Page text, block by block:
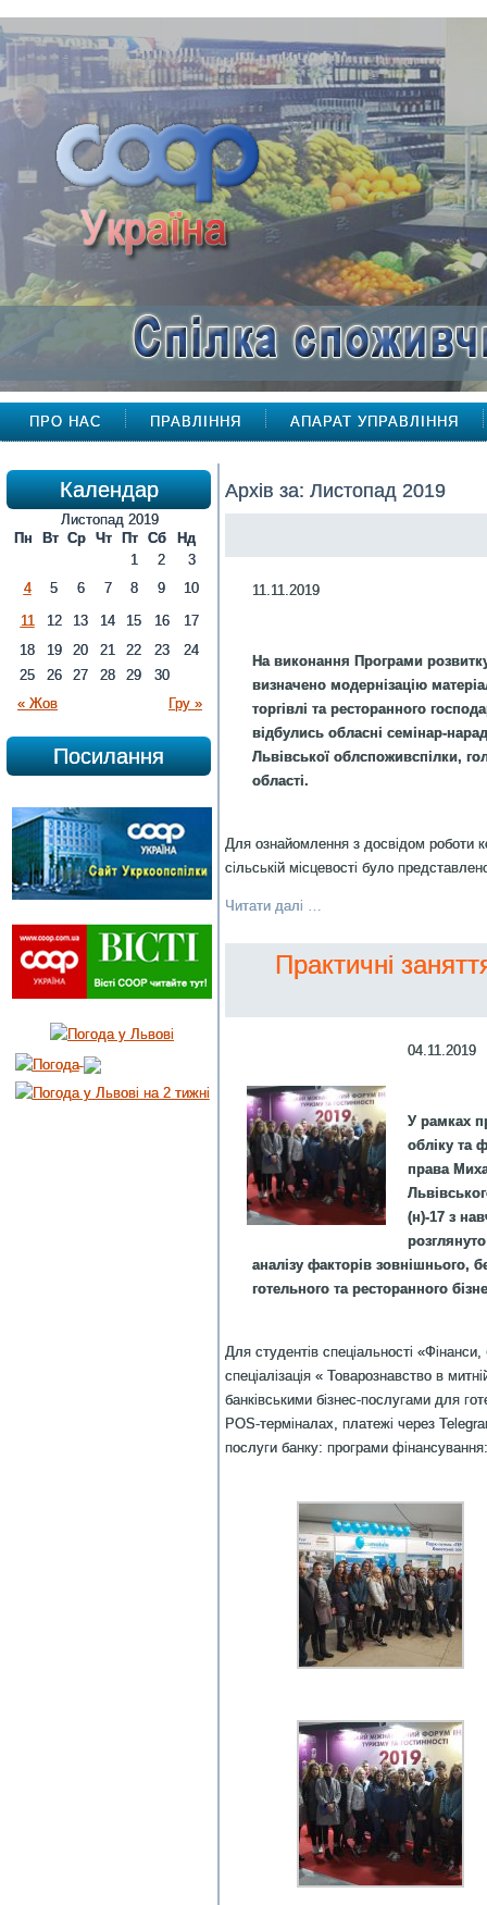
ПРО НАС ПРАВЛІННЯ АПАРАТ УПРАВЛІННЯ
Календар
Листопад 2019
Пн
Вт Ср Чт Пт Сб Нд
« Жов Гру »
1 2
3
4
5 6 7 8 9
10
11
12 13 14 15 16
17
18
19 20 21 22 23
24
25
26 27 28 29 30
Посилання
Архів за: Листопад 2019
11.11.2019
На виконання Програми
визначено модернізацію
торгівлі та ресторанного
відбулись обласні семінар-
Львівської облспоживспілки,
області.
Для ознайомлення з досвідом роботи
сільській місцевості було
Читати далі …
Практичні
04.11.2019
У рамках
обліку та
права
(н)-17 з
аналізу факторів зовнішнього,
готельного та ресторанного
Для студентів спеціальності
спеціалізація « Товарознавство в
банківськими бізнес-послугами для
POS-терміналах, платежі через
послуги банку: програми